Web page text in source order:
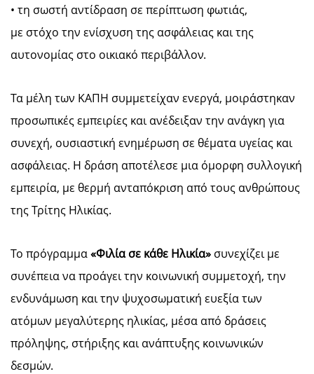
• τη σωστή αντίδραση σε περίπτωση φωτιάς,
με στόχο την ενίσχυση της ασφάλειας και της
αυτονομίας στο οικιακό περιβάλλον.
Τα μέλη των ΚΑΠΗ συμμετείχαν ενεργά, μοιράστηκαν
προσωπικές εμπειρίες και ανέδειξαν την ανάγκη για
συνεχή, ουσιαστική ενημέρωση σε θέματα υγείας και
ασφάλειας. Η δράση αποτέλεσε μια όμορφη συλλογική
εμπειρία, με θερμή ανταπόκριση από τους ανθρώπους
της Τρίτης Ηλικίας.
Το πρόγραμμα«Φιλία σε κάθε Ηλικία» συνεχίζει με
συνέπεια να προάγει την κοινωνική συμμετοχή, την
ενδυνάμωση και την ψυχοσωματική ευεξία των
ατόμων μεγαλύτερης ηλικίας, μέσα από δράσεις
πρόληψης, στήριξης και ανάπτυξης κοινωνικών
δεσμών.